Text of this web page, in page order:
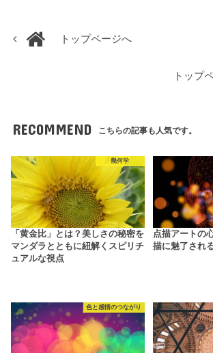
トップページへ
トップ
RECOMMEND こちらの記事も人気です。
幾何学
「黄金比」とは？美しさの秘密を
マンダラとともに紐解くスピリチ
ュアルな視点
点描アートの
描に魅了され
色と感情のつながり